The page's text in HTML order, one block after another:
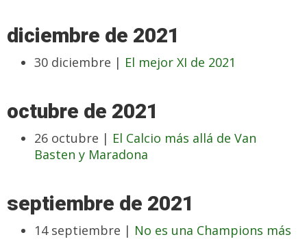
diciembre de 2021
30 diciembre | El mejor XI de 2021
octubre de 2021
26 octubre | El Calcio más allá de Van
Basten y Maradona
septiembre de 2021
14 septiembre | No es una Champions más